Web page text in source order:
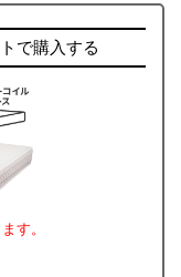
で購入する
す。